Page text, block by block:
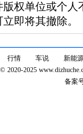
权单位或个
即将其撤除。
行情 车说
新能
© 2020-2025
备案